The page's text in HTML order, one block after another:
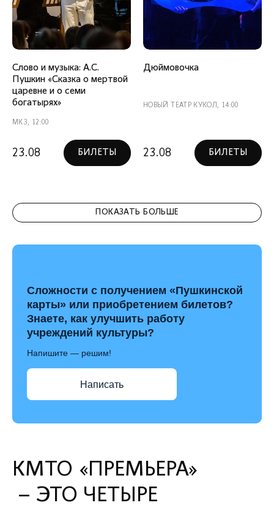
Слово и музыка: А.С.
Пушкин «Сказка о мертвой
царевне и о семи
богатырях»
МКЗ, 12:00
23.08 БИЛЕТЫ
Дюймовочка
НОВЫЙ ТЕАТР КУКОЛ, 14:00
23.08 БИЛЕТЫ
ПОКАЗАТЬ БОЛЬШЕ
Сложности с получением «Пушкинской
карты» или приобретением билетов?
Знаете, как улучшить работу
учреждений культуры?
Напишите — решим!
Написать
КМТО «ПРЕМЬЕРА»
– ЭТО ЧЕТЫРЕ